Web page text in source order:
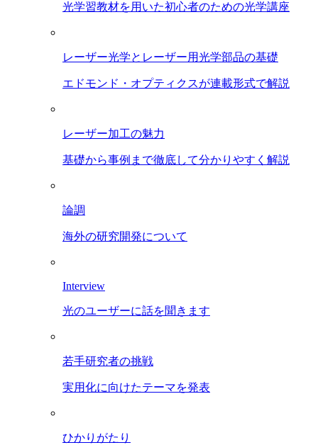
光学習教材を用いた初心者のための光学講座
レーザー光学とレーザー用光学部品の基礎
エドモンド・オプティクスが連載形式で解説
レーザー加工の魅力
基礎から事例まで徹底して分かりやすく解説
論調
海外の研究開発について
Interview
光のユーザーに話を聞きます
若手研究者の挑戦
実用化に向けたテーマを発表
ひかりがたり